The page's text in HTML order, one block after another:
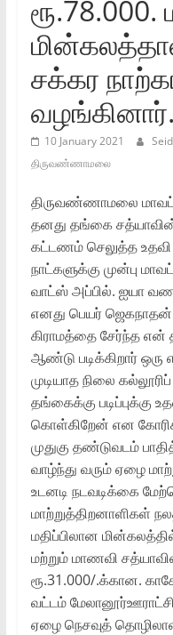
ரூ.78.000.
சக்கர
வழங்கினார்.
10 January 2021
திருவண்ணாமலை
திருவண்ணாமலை
தனது தங்கை
கட்டணம் செலுத்த
நாட்களுக்கு முன்பு
வாட்ஸ் அப்பில். ஐயா
எனது பெயர்
கிராமத்தை சேர்ந்த என்
ஆண்டு படிக்கிறார்
முடியாத நிலை
தங்கைக்கு படிப்புக்கு
கொள்கிறேன் என
முதுகு தண்டுவடம்
வாழ்ந்து வரும் ஏழை
உடனடி நடவடிக்கை
மாற்றுத்திறனாளிகள்‌
மதிப்பிலான
மற்றும் மாணவி
ரூ.31.000/.க்கான.
வட்டம்
ஏழை நெசவுத்